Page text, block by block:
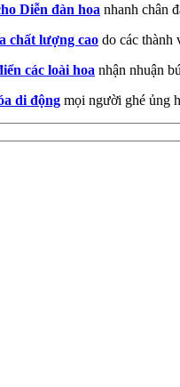
Diễn đàn hoa nhanh chân
chất lượng cao do các thành
các loài hoa nhận nhuận
di động mọi người ghé ủng